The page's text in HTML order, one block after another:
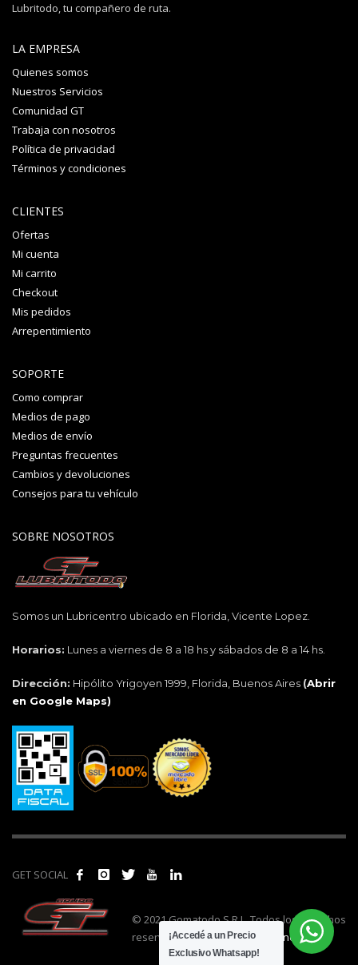
Lubritodo, tu compañero de ruta.
LA EMPRESA
Quienes somos
Nuestros Servicios
Comunidad GT
Trabaja con nosotros
Política de privacidad
Términos y condiciones
CLIENTES
Ofertas
Mi cuenta
Mi carrito
Checkout
Mis pedidos
Arrepentimiento
SOPORTE
Como comprar
Medios de pago
Medios de envío
Preguntas frecuentes
Cambios y devoluciones
Consejos para tu vehículo
SOBRE NOSOTROS
Somos un Lubricentro ubicado en Florida, Vicente Lopez.
Horarios: Lunes a viernes de 8 a 18 hs y sábados de 8 a 14 hs.
Dirección: Hipólito Yrigoyen 1999, Florida, Buenos Aires (Abrir
en Google Maps)
GET SOCIAL
© 2021 Gomatodo S.R.L. Todos los derechos
reservados. | Realizado por
cónclave.
¡Accedé a un Precio
Exclusivo Whatsapp!